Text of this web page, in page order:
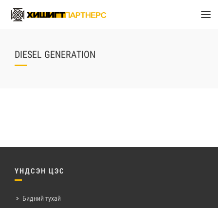
DIESEL GENERATION
ҮНДСЭН ЦЭС
Бидний тухай